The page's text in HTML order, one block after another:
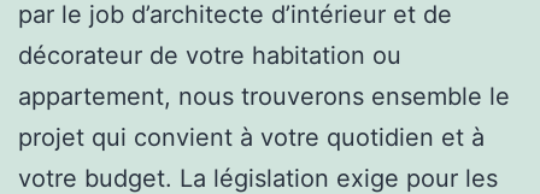
par le job d’architecte d’intérieur et de
décorateur de votre habitation ou
appartement, nous trouverons ensemble le
projet qui convient à votre quotidien et à
votre budget. La législation exige pour les